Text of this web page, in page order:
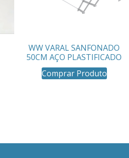
WW VARAL SANFONADO
50CM AÇO PLASTIFICADO
Comprar Produto